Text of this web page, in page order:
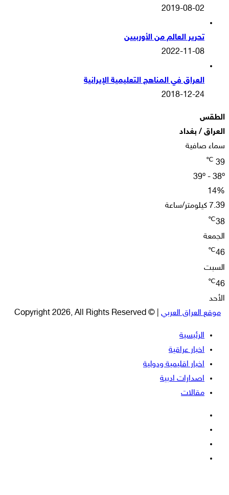
2019-08-02
تحرير العالم من الأوربيين
2022-11-08
العراق في المناهج التعليمية الإيرانية
2018-12-24
الطقس
العراق / بغداد
سماء صافية
39
℃
39º - 38º
14%
7.39 كيلومتر/ساعة
38
℃
الجمعة
46
℃
السبت
46
℃
الأحد
موقع العراق العربي | © Copyright 2026, All Rights Reserved
الرئيسية
اخبار عراقية
اخبار اقليمية ودولية
اصدارات ادبية
مقالات